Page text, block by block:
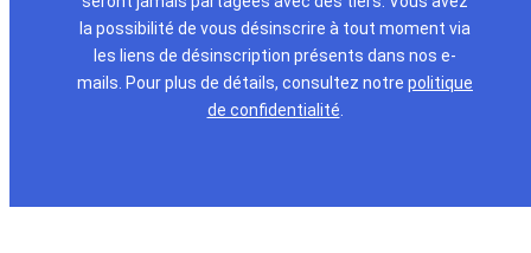
la possibilité de vous désinscrire à tout moment via
les liens de désinscription présents dans nos e-
mails. Pour plus de détails, consultez notre politique
de confidentialité.